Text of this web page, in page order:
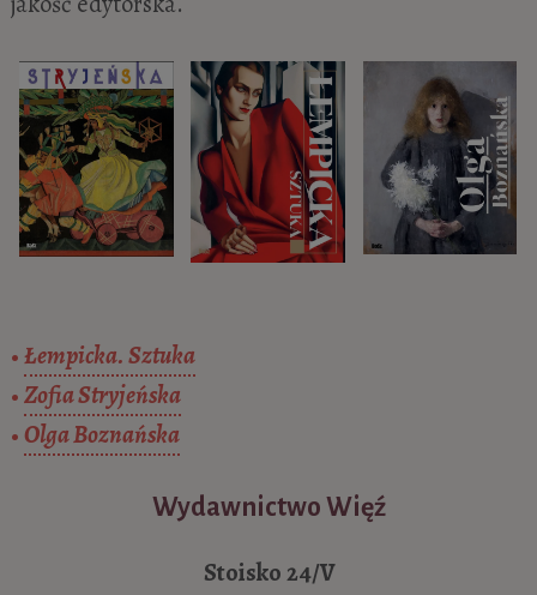
•Łempicka. Sztuka
•Zofia Stryjeńska
•Olga Boznańska
Wydawnictwo Więź
Stoisko24/V